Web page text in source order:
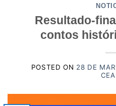
Resultado-
contos
POSTED ON 28 DE